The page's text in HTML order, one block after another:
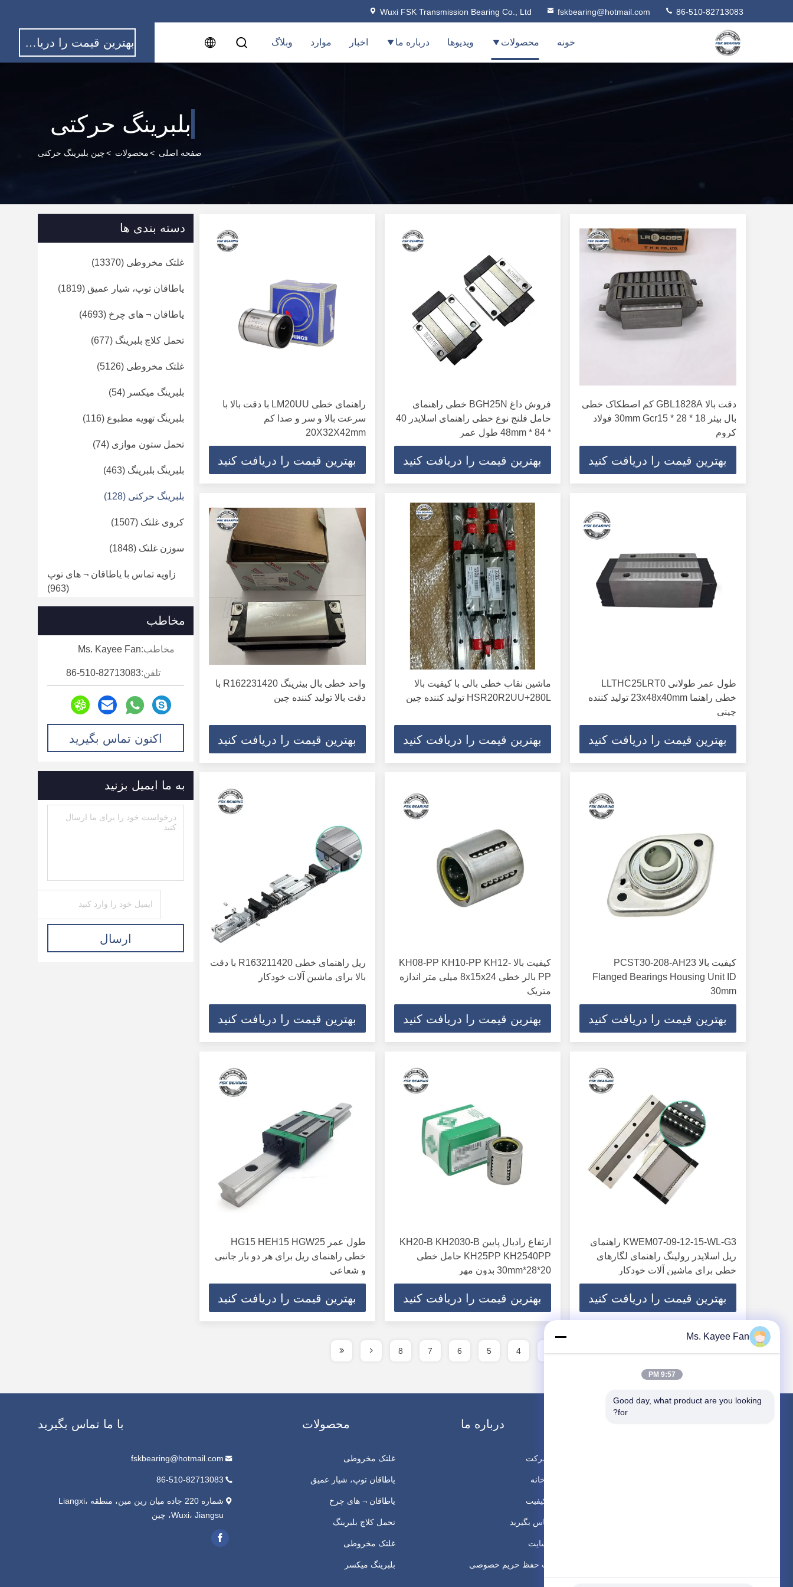
Wuxi FSK Transmission Bearing Co., Ltd fskbearing@hotmail.com 86-510-82713083
خونه محصولات ویدیوها درباره ما اخبار موارد وبلاگ بهترین قیمت را دریافت کنید
بلبرینگ حرکتی
صفحه اصلی >محصولات >چین بلبرینگ حرکتی
دقت بالا GBL1828A کم اصطکاک خطی
بال بیئر 18 * 28 * 30mm Gcr15 فولاد
کروم
بهترین قیمت را دریافت کنید
فروش داغ BGH25N خطی راهنمای
حامل فلنج نوع خطی راهنمای اسلایدر 40
* 84 * 48mm طول عمر
بهترین قیمت را دریافت کنید
راهنمای خطی LM20UU با دقت بالا با
سرعت بالا و سر و صدا کم
20X32X42mm
بهترین قیمت را دریافت کنید
طول عمر طولانی LLTHC25LRT0
خطی راهنما 23x48x40mm تولید کننده
چینی
بهترین قیمت را دریافت کنید
ماشین نقاب خطی بالی با کیفیت بالا
HSR20R2UU+280L تولید کننده چین
بهترین قیمت را دریافت کنید
واحد خطی بال بیئرینگ R162231420 با
دقت بالا تولید کننده چین
بهترین قیمت را دریافت کنید
کیفیت بالا PCST30-208-AH23
Flanged Bearings Housing Unit ID
30mm
بهترین قیمت را دریافت کنید
کیفیت بالا KH08-PP KH10-PP KH12-
PP بالر خطی 8x15x24 میلی متر اندازه
متریک
بهترین قیمت را دریافت کنید
ریل راهنمای خطی R163211420 با دقت
بالا برای ماشین آلات خودکار
بهترین قیمت را دریافت کنید
KWEM07-09-12-15-WL-G3 راهنمای
ریل اسلایدر رولینگ راهنمای لگارهای
خطی برای ماشین آلات خودکار
بهترین قیمت را دریافت کنید
ارتفاع رادیال پایین KH20-B KH2030-B
KH25PP KH2540PP حامل خطی
20*28*30mm بدون مهر
بهترین قیمت را دریافت کنید
طول عمر HG15 HEH15 HGW25
خطی راهنمای ریل برای هر دو بار جانبی
و شعاعی
بهترین قیمت را دریافت کنید
دسته بندی ها
غلتک مخروطی (13370)
یاطاقان توپ، شیار عمیق (1819)
یاطاقان ¬ های چرخ (4693)
تحمل کلاچ بلبرینگ (677)
غلتک مخروطی (5126)
بلبرینگ میکسر (54)
بلبرینگ تهویه مطبوع (116)
تحمل ستون موازی (74)
بلبرینگ بلبرینگ (463)
بلبرینگ حرکتی (128)
کروی غلتک (1507)
سوزن غلتک (1848)
زاویه تماس با یاطاقان ¬ های توپ
(963)
بلبرینگ سرامیکی
کلاچ یک طرفه(59)
بلبرینگ های کروی دشت(265)
مخاطب
مخاطب:Ms. Kayee Fan
تلفن:86-510-82713083
اکنون تماس بگیرید
به ما ایمیل بزنید
ارسال
4
5
6
7
8
درباره ما
نمایه شرکت
تور کارخانه
کنترل کیفیت
با ما تماس بگیرید
نقشه سایت
سیاست حفظ حریم خصوصی
محصولات
غلتک مخروطی
یاطاقان توپ، شیار عمیق
یاطاقان ¬ های چرخ
تحمل کلاچ بلبرینگ
غلتک مخروطی
بلبرینگ میکسر
با ما تماس بگیرید
fskbearing@hotmail.com
86-510-82713083
شماره 220 جاده میان رین مین، منطقه Liangxi،
Wuxi، Jiangsu، چین
Ms. Kayee Fan
9:57 PM
Good day, what product are you looking
for?